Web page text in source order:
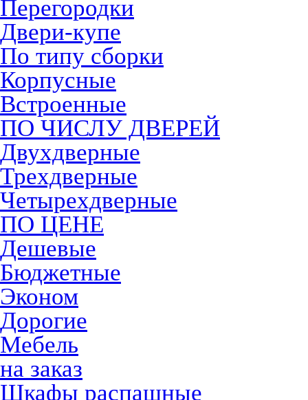
Перегородки
Двери-купе
По типу сборки
Корпусные
Встроенные
ПО ЧИСЛУ ДВЕРЕЙ
Двухдверные
Трехдверные
Четырехдверные
ПО ЦЕНЕ
Дешевые
Бюджетные
Эконом
Дорогие
Мебель
на заказ
Шкафы распашные